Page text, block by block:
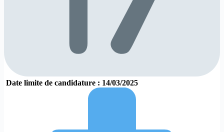
Date limite de candidature : 14/03/2025